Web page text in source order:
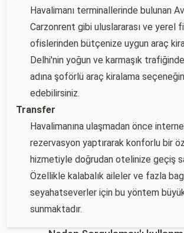
Havalimanı terminallerinde bulunan
Carzonrent gibi uluslararası ve yerel
ofislerinden bütçenize uygun araç
Delhi'nin yoğun ve karmaşık
adına şoförlü araç kiralama
edebilirsiniz.
Transfer
Havalimanına ulaşmadan önce
rezervasyon yaptırarak konforlu bir
hizmetiyle doğrudan otelinize geçiş
Özellikle kalabalık aileler ve fazla
seyahatseverler için bu yöntem
sunmaktadır.